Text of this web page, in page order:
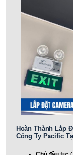
Hoàn Thành Lắp
Công Ty Pacific